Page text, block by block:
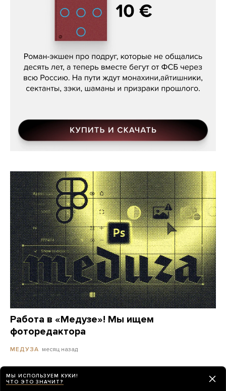
Кира Ярмыш, «Тут недалеко»
Работа в «Медузе»! Мы ищем
фоторедактора
МЕДУЗА месяц назад
МЫ ИСПОЛЬЗУЕМ КУКИ!
ЧТО ЭТО ЗНАЧИТ?